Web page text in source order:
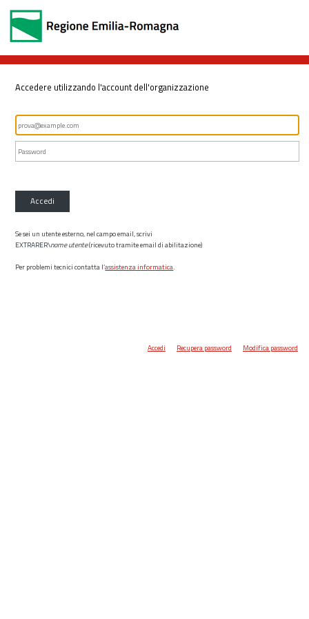
Accedere utilizzando l'account dell'organizzazione
Accedi
Se sei un utente esterno, nel campo email, scrivi
EXTRARER\nome utente(ricevuto tramite email di abilitazione)
Per problemi tecnici contatta l’assistenza informatica.
Accedi Recupera password Modifica password